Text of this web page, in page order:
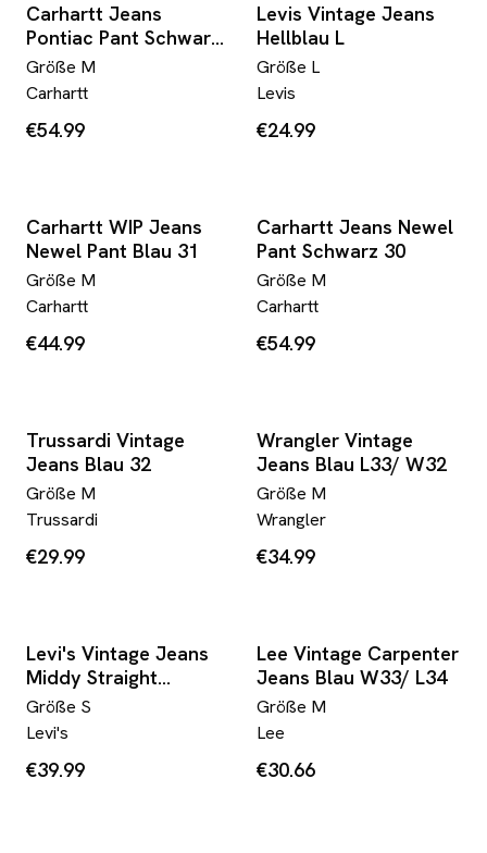
Carhartt Jeans
Pontiac Pant Schwarz
W32/ L32
Größe M
Carhartt
€54.99
Levis Vintage Jeans
Hellblau L
Größe L
Levis
€24.99
Carhartt WIP Jeans
Newel Pant Blau 31
Größe M
Carhartt
€44.99
Carhartt Jeans Newel
Pant Schwarz 30
Größe M
Carhartt
€54.99
Trussardi Vintage
Jeans Blau 32
Größe M
Trussardi
€29.99
Wrangler Vintage
Jeans Blau L33/ W32
Größe M
Wrangler
€34.99
Levi's Vintage Jeans
Middy Straight
Schwarz L31/ W31
Größe S
Levi's
€39.99
Lee Vintage Carpenter
Jeans Blau W33/ L34
Größe M
Lee
€30.66